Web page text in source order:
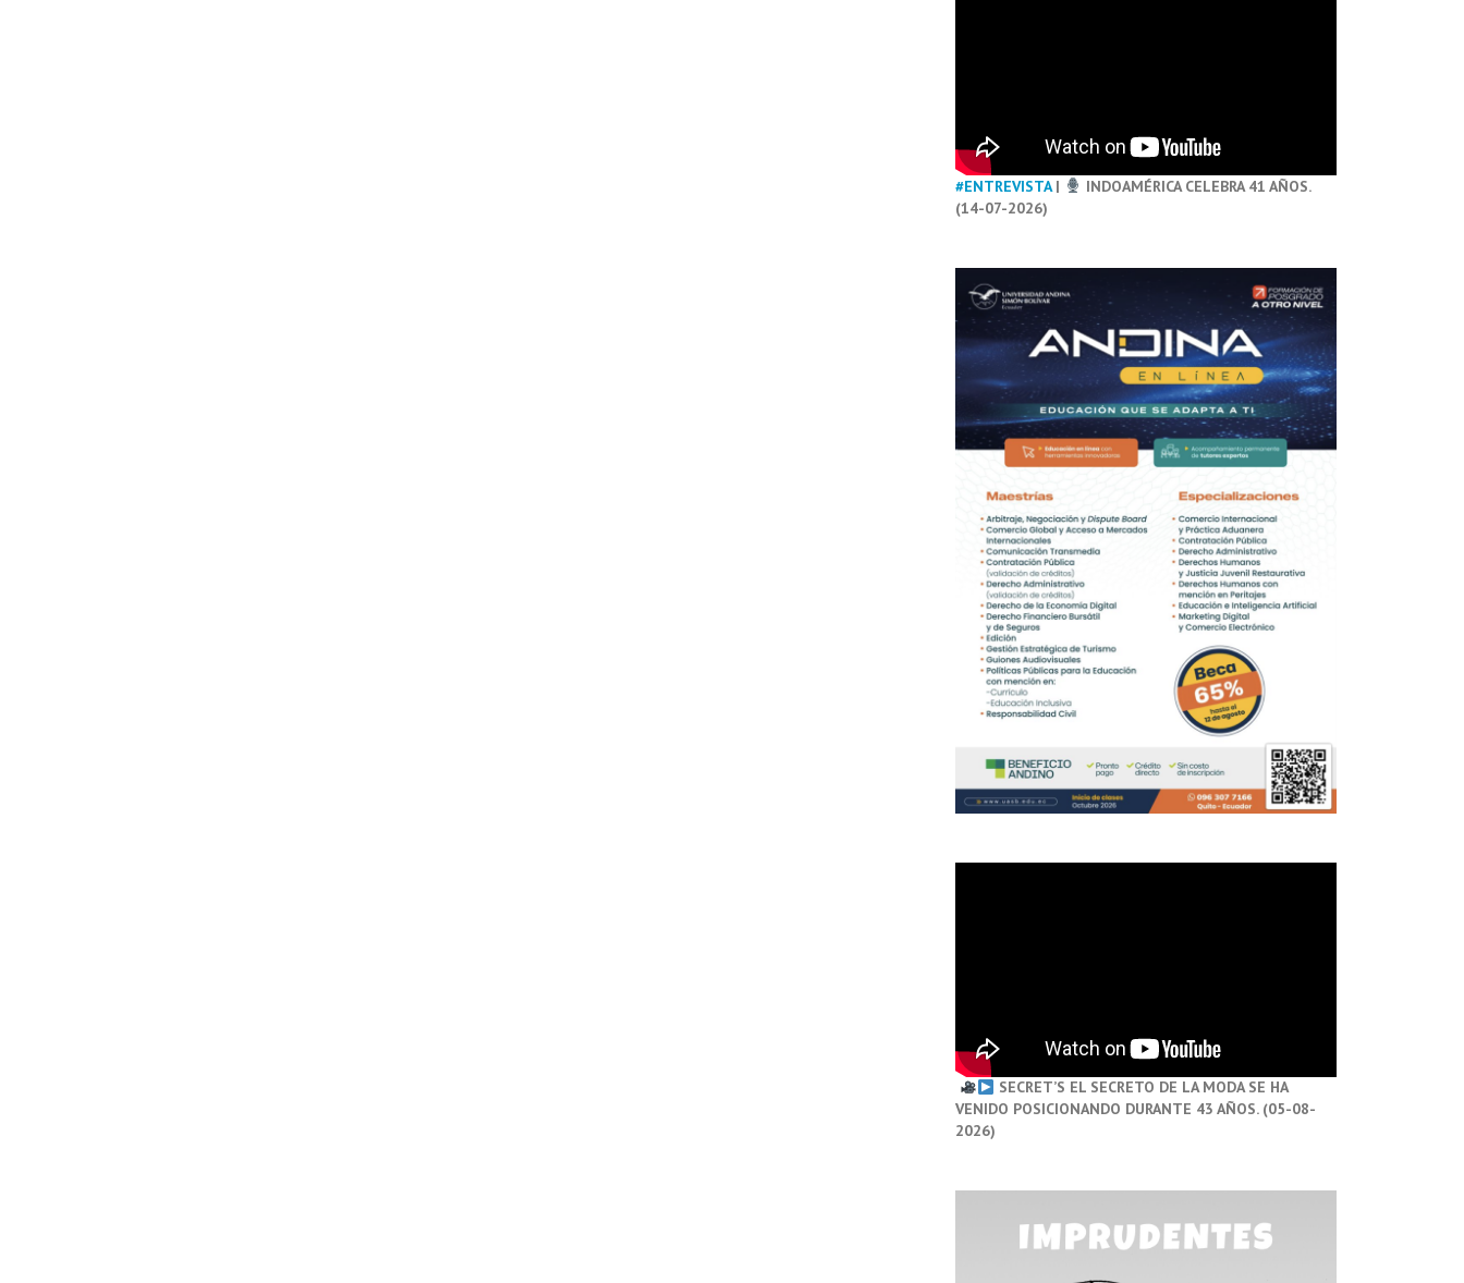
#ENTREVISTA|
INDOAMÉRICA CELEBRA 41 AÑOS.
(14-07-2026)
SECRET’S EL SECRETO DE LA MODA SE HA
VENIDO POSICIONANDO DURANTE 43 AÑOS. (05-08-
2026)